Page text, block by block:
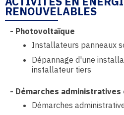
RENOUVELABLES
- Photovoltaïque
Installateurs panneaux
Dépannage d'une
installateur tiers
- Démarches
Démarches